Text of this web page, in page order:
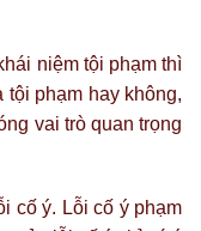
niệm tội phạm thì
tội phạm hay không,
vai trò quan trọng
cố ý. Lỗi cố ý phạm